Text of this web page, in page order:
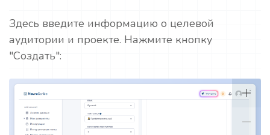
Здесь введите информацию о целевой
аудитории и проекте. Нажмите кнопку
"Создать":